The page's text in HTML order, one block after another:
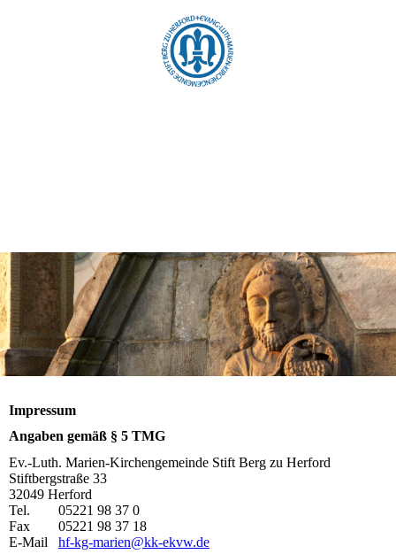
Impressum
Angaben gemäß § 5 TMG
Ev.-Luth. Marien-Kirchengemeinde Stift Berg zu Herford
Stiftbergstraße 33
32049 Herford
Tel. 05221 98 37 0
Fax 05221 98 37 18
E-Mail hf-kg-marien@kk-ekvw.de